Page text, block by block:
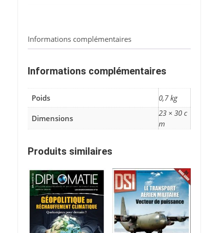
Informations complémentaires
Informations complémentaires
Poids 0,7 kg
Dimensions
23 × 30 c
m
Produits similaires